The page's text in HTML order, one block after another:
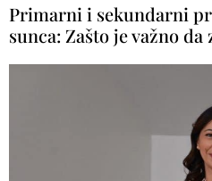
Primarni i sekundarni
sunca: Zašto je važno